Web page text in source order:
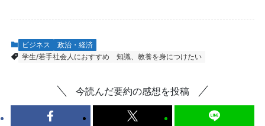
ビジネス
政治・経済
学生/若手社会人におすすめ
知識、教養を身につけたい
今読んだ要約の感想を投稿